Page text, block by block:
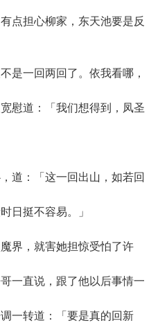
担心柳家，东天池要是反
一回两回了。依我看哪，
慰道：「我们想得到，凤圣
：「这一回出山，如若回
日挺不容易。」
，就害她担惊受怕了许
一直说，跟了他以后事情一
一转道：「要是真的回新